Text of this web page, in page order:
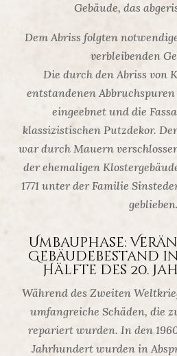
Gebäude, das
Dem Abriss folgten
verbleibenden
Die durch den Abriss von
entstandenen
eingeebnet und die
klassizistischen Putzdekor.
war durch Mauern
der ehemaligen
1771 unter der Familie
geblieben.
Umbauphase:
Gebäudebestand
Hälfte des 20.
Während des Zweiten
umfangreiche Schäden, die
repariert wurden. In den
Jahrhundert wurden in